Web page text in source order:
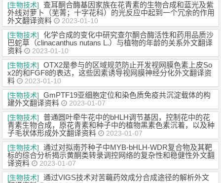
[生物技术]
查耳酮合酶基因家族在花青素的生物合成和蓝光及紫
外线对萝卜（芜菁；十字花科）的光反应中起到一个冗余的作用
外文翻译资料
2023-01-10
[生物技术]
化学合成的变化中研究查尔酮合酶活性和药用品质沙
巴蛇草（clinacanthus nutans L.）与植物的年龄的关系外文翻译
资料
2023-01-10
[生物技术]
OTX2是参与的区域规范防止开发视网膜色素上皮So
x2的和FGF8的表达，这些因素诱导视网膜神经分化外文翻译资
料
2023-01-10
[生物技术]
GmPTF19亚细胞定位和染色质免疫共沉淀载体的构
建外文翻译资料
2023-01-07
[生物技术]
普通圆叶牵牛花中的bHLH调节基因，控制花中的花
青素生物合成，原花青素和种子中的植物黑素色素沉着，以及种
子毛状体形成外文翻译资料
2023-01-07
[生物技术]
通过对拟南芥种子中MYB-bHLH-WDR复合物及其靶
标的综合分析揭示黄酮类转录调控网络的复杂性和稳健性外文翻
译资料
2023-01-07
[生物技术]
通过VIGS技术对苦蘵药效成分合成途径的解析外文